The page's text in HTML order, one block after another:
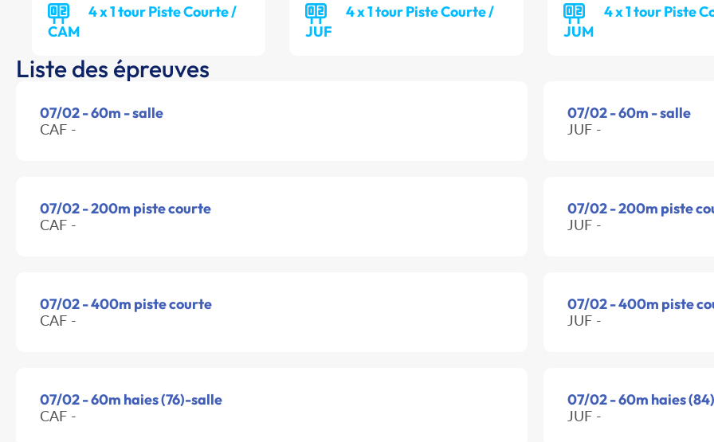
4 x 1 tour Piste Courte /
CAM
4 x 1 tour Piste Courte /
JUF
4 x 1 tour Piste
JUM
Liste des épreuves
07/02 - 60m - salle
CAF -
07/02 - 60m - salle
JUF -
07/02 - 200m piste courte
CAF -
07/02 - 200m piste
JUF -
07/02 - 400m piste courte
CAF -
07/02 - 400m piste
JUF -
07/02 - 60m haies (76)-salle
CAF -
07/02 - 60m haies
JUF -